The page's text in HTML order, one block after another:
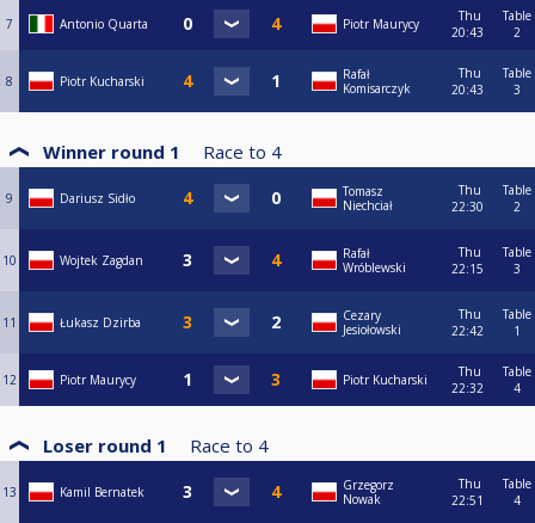
7 Antonio Quarta Piotr Maurycy
Thu
20:43
Table
2
8 Piotr Kucharski
Rafał
Komisarczyk
Thu
20:43
Table
3
Winner round 1 Race to 4
9 Dariusz Sidło
Tomasz
Niechciał
Thu
22:30
Table
2
10 Wojtek Zagdan
Rafał
Wróblewski
Thu
22:15
Table
3
11 Łukasz Dzirba
Cezary
Jesiołowski
Thu
22:42
Table
1
12 Piotr Maurycy Piotr Kucharski
Thu
22:32
Table
4
Loser round 1 Race to 4
13 Kamil Bernatek
Grzegorz
Nowak
Thu
22:51
Table
4